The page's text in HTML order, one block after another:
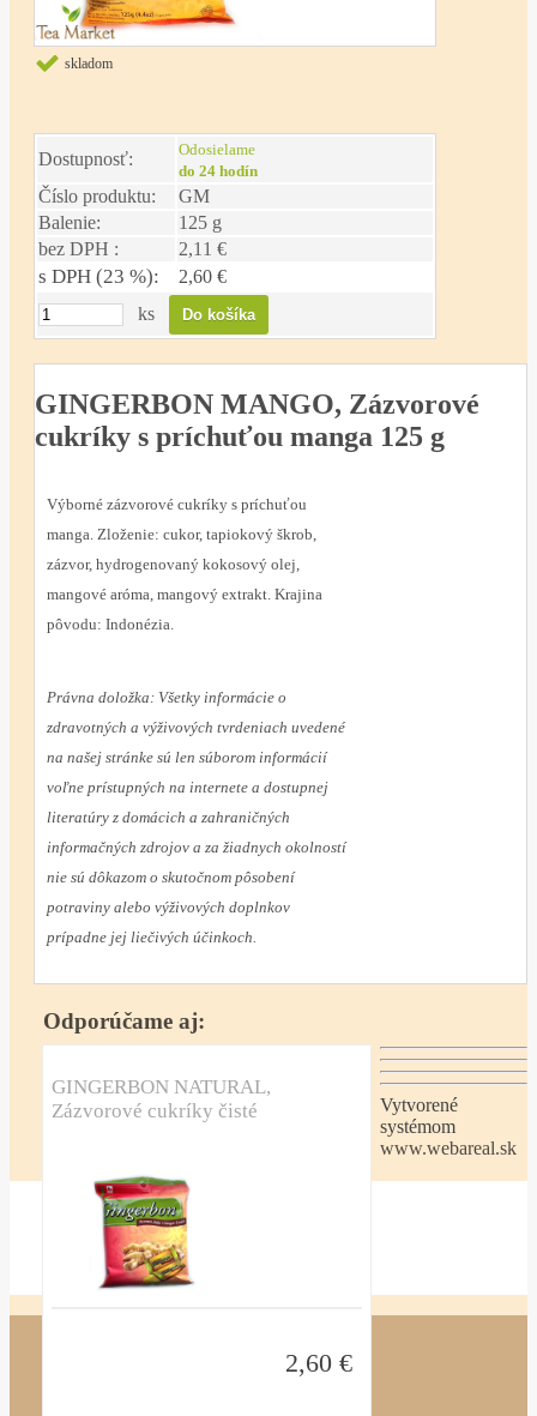
skladom
Dostupnosť:
Odosielame
do 24 hodín
Číslo produktu:
GM
Balenie:
125 g
bez DPH :
2,11 €
s DPH (23 %):
2,60 €
ks
GINGERBON MANGO, Zázvorové
cukríky s príchuťou manga 125 g
Výborné zázvorové cukríky s príchuťou
manga. Zloženie: cukor, tapiokový škrob,
zázvor, hydrogenovaný kokosový olej,
mangové aróma, mangový extrakt. Krajina
pôvodu: Indonézia.
Právna doložka: Všetky informácie o
zdravotných a výživových tvrdeniach uvedené
na našej stránke sú len súborom informácií
voľne prístupných na internete a dostupnej
literatúry z domácich a zahraničných
informačných zdrojov a za žiadnych okolností
nie sú dôkazom o skutočnom pôsobení
potraviny alebo výživových doplnkov
prípadne jej liečivých účinkoch.
Odporúčame aj:
GINGERBON NATURAL,
Zázvorové cukríky čisté
2,60 €
Vytvorené
systémom
www.webareal.sk